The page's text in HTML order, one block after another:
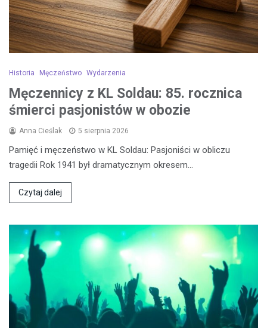
Historia Męczeństwo Wydarzenia
Męczennicy z KL Soldau: 85. rocznica
śmierci pasjonistów w obozie
Anna Cieślak 5 sierpnia 2026
Pamięć i męczeństwo w KL Soldau: Pasjoniści w obliczu
tragedii Rok 1941 był dramatycznym okresem…
Czytaj dalej